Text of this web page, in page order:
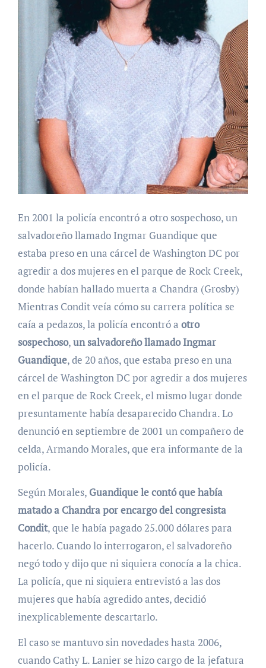
En 2001 la policía encontró a otro sospechoso, un
salvadoreño llamado Ingmar Guandique que
estaba preso en una cárcel de Washington DC por
agredir a dos mujeres en el parque de Rock Creek,
donde habían hallado muerta a Chandra (Grosby)
Mientras Condit veía cómo su carrera política se
caía a pedazos, la policía encontró a otro
sospechoso,un salvadoreño llamado Ingmar
Guandique, de 20 años, que estaba preso en una
cárcel de Washington DC por agredir a dos mujeres
en el parque de Rock Creek, el mismo lugar donde
presuntamente había desaparecido Chandra. Lo
denunció en septiembre de 2001 un compañero de
celda, Armando Morales, que era informante de la
policía.
Según Morales, Guandique le contó que había
matado a Chandra por encargo del congresista
Condit, que le había pagado 25.000 dólares para
hacerlo. Cuando lo interrogaron, el salvadoreño
negó todo y dijo que ni siquiera conocía a la chica.
La policía, que ni siquiera entrevistó a las dos
mujeres que había agredido antes, decidió
inexplicablemente descartarlo.
El caso se mantuvo sin novedades hasta 2006,
cuando Cathy L. Lanier se hizo cargo de la jefatura